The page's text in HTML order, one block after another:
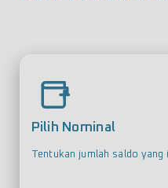
Pilih Nominal
Tentukan jumlah saldo yang